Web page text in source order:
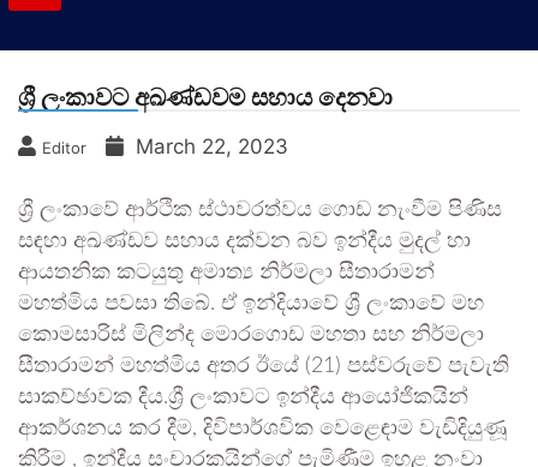
ශ්‍රී ලංකාවට අඛණ්ඩවම සහාය දෙනවා
Editor March 22, 2023
ශ්‍රී ලංකාවේ ආර්ථික ස්ථාවරත්වය ගොඩ නැංවීම පිණිස
සඳහා අඛණ්ඩව සහාය දක්වන බව ඉන්දීය මුදල් හා
ආයතනික කටයුතු අමාත්‍ය නිර්මලා සීතාරාමන්
මහත්මිය පවසා තිබේ. ඒ ඉන්දියාවේ ශ්‍රී ලංකාවේ මහ
කොමසාරිස් මිලින්ද මොරගොඩ මහතා සහ නිර්මලා
සීතාරාමන් මහත්මිය අතර ඊයේ (21) පස්වරුවේ පැවැති
සාකච්ඡාවක දීය.ශ්‍රී ලංකාවට ඉන්දීය ආයෝජිකයින්
ආකර්ශනය කර දීම, දිවිපාර්ශවික වෙ‍ළෙඳාම වැඩිදියුණූ
කිරීම , ඉන්දීය සංචාරකයින්ගේ පැමිණීම ඉහළ නංවා